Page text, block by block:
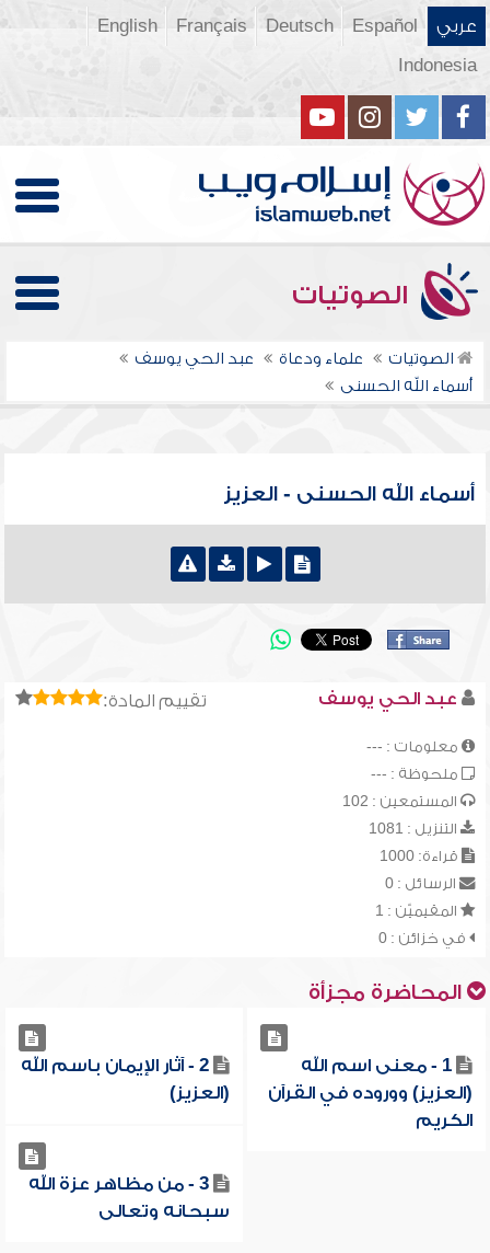
عربي Español
Deutsch
Français
English
Indonesia
الصوتيات
الصوتيات علماء ودعاة
عبد الحي يوسف
أسماء الله الحسنى
أسماء الله الحسنى - العزيز
تقييم المادة: عبد الحي يوسف
معلومات : ---
ملحوظة : ---
المستمعين : 102
التنزيل : 1081
قراءة: 1000
الرسائل : 0
المقيميّن : 1
في خزائن : 0
المحاضرة مجزأة
1 - معنى اسم الله
(العزيز) ووروده في القرآن
الكريم
2 - آثار الإيمان باسم الله
(العزيز)
3 - من مظاهر عزة الله
سبحانه وتعالى